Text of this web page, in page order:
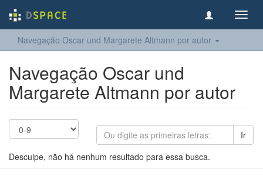
Navegação Oscar und Margarete Altmann por autor
Navegação Oscar und
Margarete Altmann por autor
Ir
Desculpe, não há nenhum resultado para essa busca.